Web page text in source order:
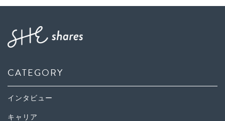
CATEGORY
インタビュー
キャリア